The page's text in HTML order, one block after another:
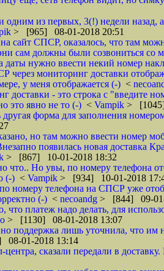
одним из первых, 3(!) недели назад,
> [965] 08-01-2018 20:51
сайт СПСР, оказалось, что там
сам должны были созвониться со
даты нужно ввести некий номер
через мониторинг доставки
у меня отображается (-) <
доставки - это строка с "введите
это явно не то (-) < Vampik >
другая форма для заполнения
но там можно ввести номер
появилась новая доставка
> [867] 10-01-2018 18:32
что.. Но увы, по номеру телефона
(-) < Vampik > [934] 10-01-2018
номеру телефона на СПСР уже
(-) < necoandg > [844] 09-01-
что платеж надо делать, для
> [1130] 08-01-2018 13:07
поддержка лишь уточнила, что
01-2018 13:14
центра, сказали передали в